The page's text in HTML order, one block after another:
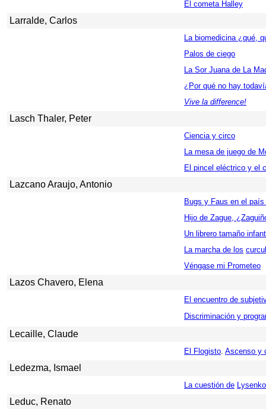
El cometa Halley
Larralde, Carlos
La biomedicina ¿qué,
Palos de ciego
La Sor Juana de La
¿Por qué no hay
Vive la difference!
Lasch Thaler, Peter
Ciencia y circo
La mesa de juego de
El pincel eléctrico y el
Lazcano Araujo, Antonio
Bugs y Faus en el
Hijo de Zague,
Un librero tamaño
La marcha de los
Véngase mi Prometeo
Lazos Chavero, Elena
El encuentro de
Discriminación y
Lecaille, Claude
El Flogisto Ascenso y
Ledezma, Ismael
La cuestión de Lysenko
Leduc, Renato